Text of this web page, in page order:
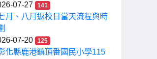
07-27
141
月、八月返校日當天流程與時
07-20
125
化縣鹿港鎮頂番國民小學115